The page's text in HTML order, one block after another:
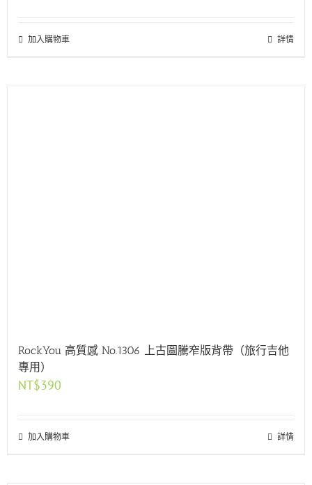
加入購物車 詳情
RockYou 高質感 No.1306 上古圖騰窄版背帶（旅行吉他
專用）
NT$390
加入購物車 詳情